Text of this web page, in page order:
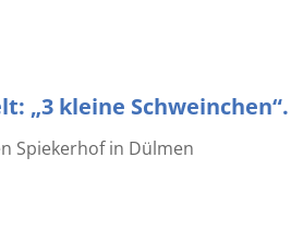
„3 kleine Schweinchen“.
Spiekerhof in Dülmen